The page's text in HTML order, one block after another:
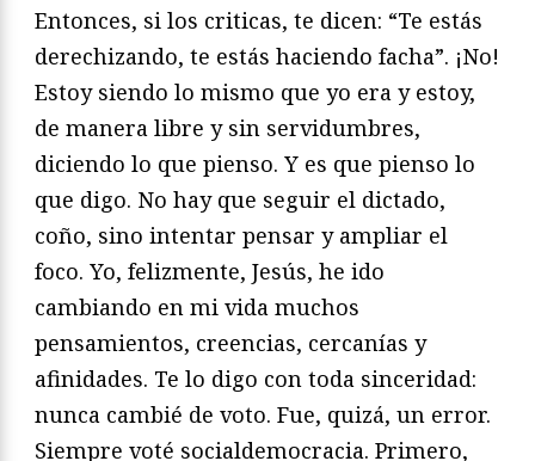
Entonces, si los criticas, te dicen: “Te estás
derechizando, te estás haciendo facha”. ¡No!
Estoy siendo lo mismo que yo era y estoy,
de manera libre y sin servidumbres,
diciendo lo que pienso. Y es que pienso lo
que digo. No hay que seguir el dictado,
coño, sino intentar pensar y ampliar el
foco. Yo, felizmente, Jesús, he ido
cambiando en mi vida muchos
pensamientos, creencias, cercanías y
afinidades. Te lo digo con toda sinceridad:
nunca cambié de voto. Fue, quizá, un error.
Siempre voté socialdemocracia. Primero,